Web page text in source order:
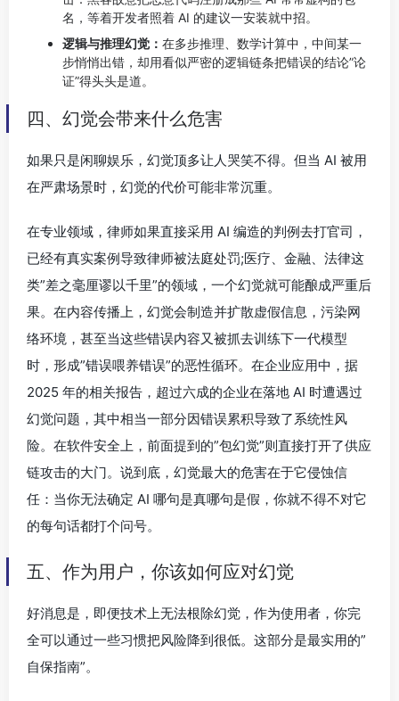
名，等着开发者照着 AI 的建议一安装就中招。
逻辑与推理幻觉： 在多步推理、数学计算中，中间某一
步悄悄出错，却用看似严密的逻辑链条把错误的结论”论
证”得头头是道。
四、幻觉会带来什么危害
如果只是闲聊娱乐，幻觉顶多让人哭笑不得。但当 AI 被用
在严肃场景时，幻觉的代价可能非常沉重。
在专业领域，律师如果直接采用 AI 编造的判例去打官司，
已经有真实案例导致律师被法庭处罚;医疗、金融、法律这
类”差之毫厘谬以千里”的领域，一个幻觉就可能酿成严重后
果。在内容传播上，幻觉会制造并扩散虚假信息，污染网
络环境，甚至当这些错误内容又被抓去训练下一代模型
时，形成”错误喂养错误”的恶性循环。在企业应用中，据
2025 年的相关报告，超过六成的企业在落地 AI 时遭遇过
幻觉问题，其中相当一部分因错误累积导致了系统性风
险。在软件安全上，前面提到的”包幻觉”则直接打开了供应
链攻击的大门。说到底，幻觉最大的危害在于它侵蚀信
任：当你无法确定 AI 哪句是真哪句是假，你就不得不对它
的每句话都打个问号。
五、作为用户，你该如何应对幻觉
好消息是，即便技术上无法根除幻觉，作为使用者，你完
全可以通过一些习惯把风险降到很低。这部分是最实用的”
自保指南”。